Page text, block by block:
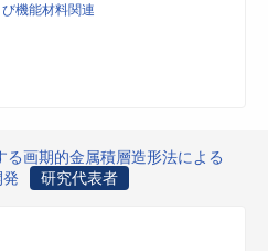
機能材料関連
る画期的金属積層造形法による
研究代表者